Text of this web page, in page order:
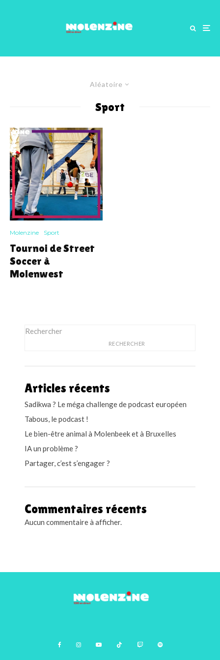
Aléatoire
Sport
Molenzine Sport
Tournoi de Street
Soccer à
Molenwest
Rechercher
RECHERCHER
Articles récents
Sadikwa ? Le méga challenge de podcast européen
Tabous, le podcast !
Le bien-être animal à Molenbeek et à Bruxelles
IA un problème ?
Partager, c’est s’engager ?
Commentaires récents
Aucun commentaire à afficher.